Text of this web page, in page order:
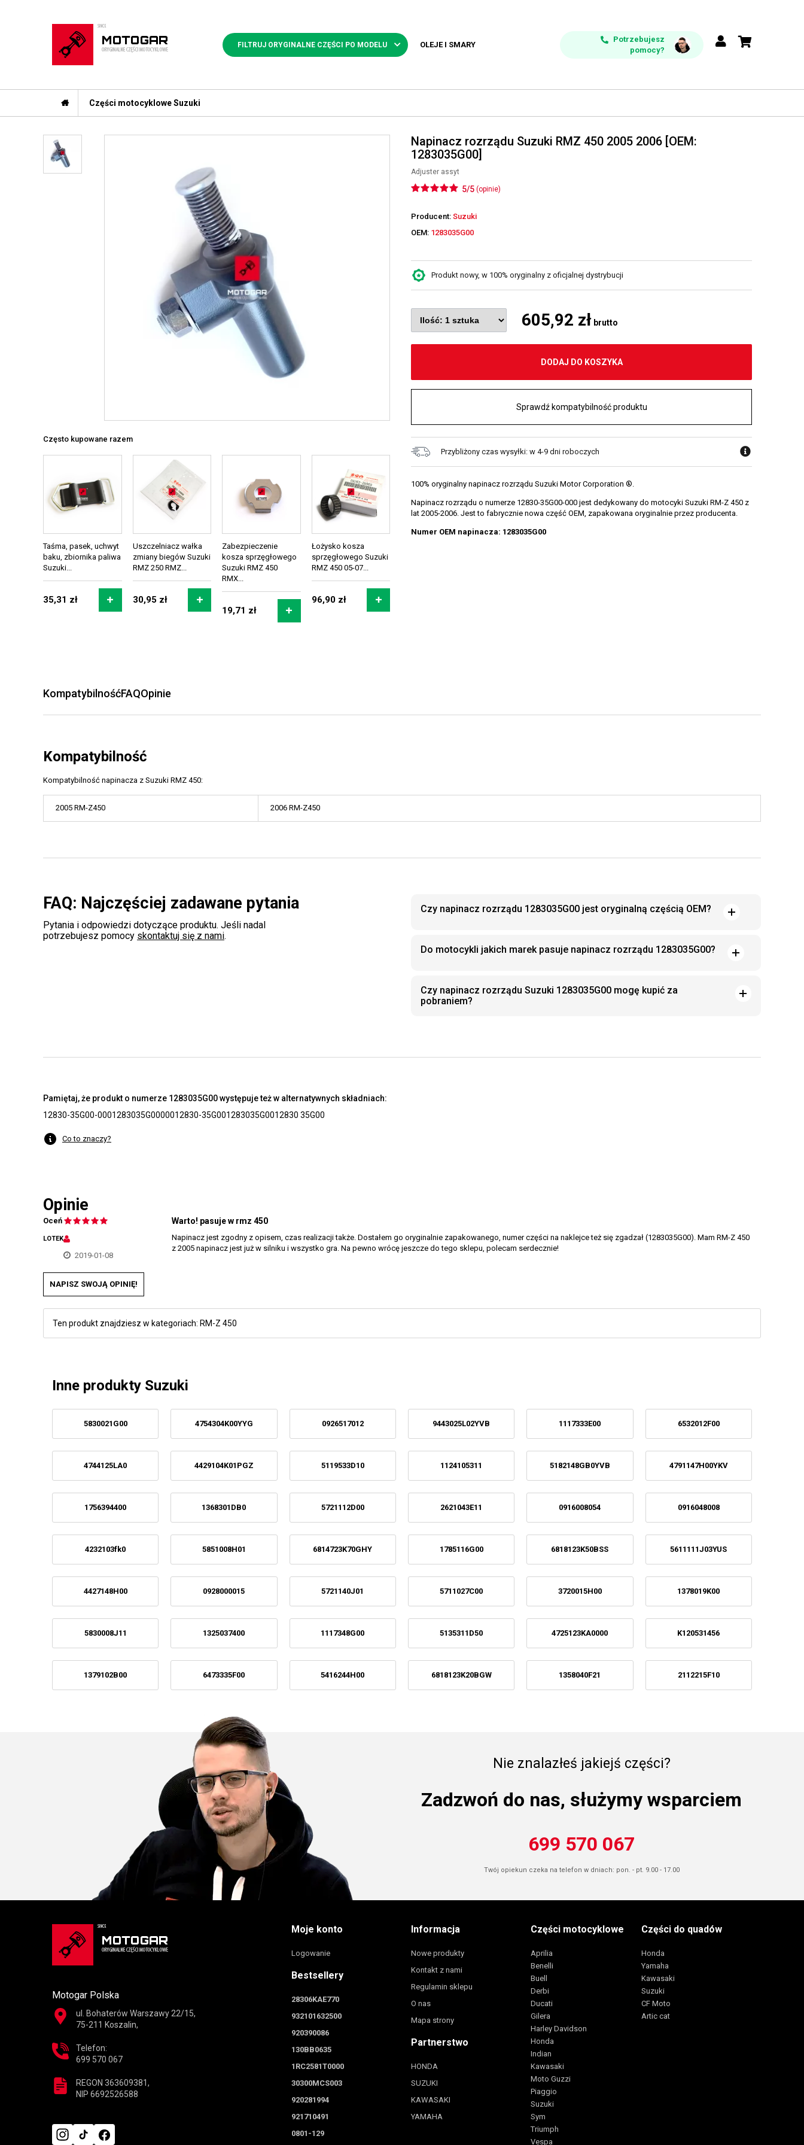
FILTRUJ ORYGINALNE CZĘŚCI PO MODELU OLEJE I SMARY
Potrzebujesz
pomocy?
Części motocyklowe Suzuki
Często kupowane razem
Taśma, pasek, uchwyt
baku, zbiornika paliwa
Suzuki...
35,31 zł
Uszczelniacz wałka
zmiany biegów Suzuki
RMZ 250 RMZ...
30,95 zł
Zabezpieczenie
kosza sprzęgłowego
Suzuki RMZ 450
RMX...
19,71 zł
Łożysko kosza
sprzęgłowego Suzuki
RMZ 450 05-07...
96,90 zł
Napinacz rozrządu Suzuki RMZ 450 2005 2006 [OEM:
1283035G00]
Adjuster assyt
5/5 (opinie)
Producent: Suzuki
OEM: 1283035G00
Produkt nowy, w 100% oryginalny z oficjalnej dystrybucji
605,92 zł brutto
DODAJ DO KOSZYKA
Sprawdź kompatybilność produktu
Przybliżony czas wysyłki: w 4-9 dni roboczych
100% oryginalny napinacz rozrządu Suzuki Motor Corporation ®.
Napinacz rozrządu o numerze 12830-35G00-000 jest dedykowany do motocyki Suzuki RM-Z 450 z
lat 2005-2006. Jest to fabrycznie nowa część OEM, zapakowana oryginalnie przez producenta.
Numer OEM napinacza: 1283035G00
KompatybilnośćFAQOpinie
Kompatybilność
Kompatybilność napinacza z Suzuki RMZ 450:
2005 RM-Z450 2006 RM-Z450
FAQ: Najczęściej zadawane pytania
Pytania i odpowiedzi dotyczące produktu. Jeśli nadal
potrzebujesz pomocy skontaktuj się z nami.
Czy napinacz rozrządu 1283035G00 jest oryginalną częścią OEM?
Do motocykli jakich marek pasuje napinacz rozrządu 1283035G00?
Czy napinacz rozrządu Suzuki 1283035G00 mogę kupić za
pobraniem?
Pamiętaj, że produkt o numerze 1283035G00 występuje też w alternatywnych składniach:
12830-35G00-0001283035G0000012830-35G001283035G0012830 35G00
Co to znaczy?
Opinie
Oceń
LOTEK
2019-01-08
Warto! pasuje w rmz 450
Napinacz jest zgodny z opisem, czas realizacji także. Dostałem go oryginalnie zapakowanego, numer części na naklejce też się zgadzał (1283035G00). Mam RM-Z 450
z 2005 napinacz jest już w silniku i wszystko gra. Na pewno wrócę jeszcze do tego sklepu, polecam serdecznie!
NAPISZ SWOJĄ OPINIĘ!
Ten produkt znajdziesz w kategoriach: RM-Z 450
Inne produkty Suzuki
5830021G00 4754304K00YYG 0926517012 9443025L02YVB 1117333E00 6532012F00
4744125LA0 4429104K01PGZ 5119533D10 1124105311 5182148GB0YVB 4791147H00YKV
1756394400 1368301DB0 5721112D00 2621043E11 0916008054 0916048008
4232103fk0 5851008H01 6814723K70GHY 1785116G00 6818123K50BSS 5611111J03YUS
4427148H00 0928000015 5721140J01 5711027C00 3720015H00 1378019K00
5830008J11 1325037400 1117348G00 5135311D50 4725123KA0000 K120531456
1379102B00 6473335F00 5416244H00 6818123K20BGW 1358040F21 2112215F10
Nie znalazłeś jakiejś części?
Zadzwoń do nas, służymy wsparciem
699 570 067
Twój opiekun czeka na telefon w dniach: pon. - pt. 9.00 - 17.00
Motogar Polska
ul. Bohaterów Warszawy 22/15,
75-211 Koszalin,
Telefon:
699 570 067
REGON 363609381,
NIP 6692526588
Moje konto
Logowanie
Bestsellery
28306KAE770
932101632500
920390086
130BB0635
1RC2581T0000
30300MCS003
920281994
921710491
0801-129
Informacja
Nowe produkty
Kontakt z nami
Regulamin sklepu
O nas
Mapa strony
Partnerstwo
HONDA
SUZUKI
KAWASAKI
YAMAHA
Części motocyklowe
Aprilia
Benelli
Buell
Derbi
Ducati
Gilera
Harley Davidson
Honda
Indian
Kawasaki
Moto Guzzi
Piaggio
Suzuki
Sym
Triumph
Vespa
Części do quadów
Honda
Yamaha
Kawasaki
Suzuki
CF Moto
Artic cat